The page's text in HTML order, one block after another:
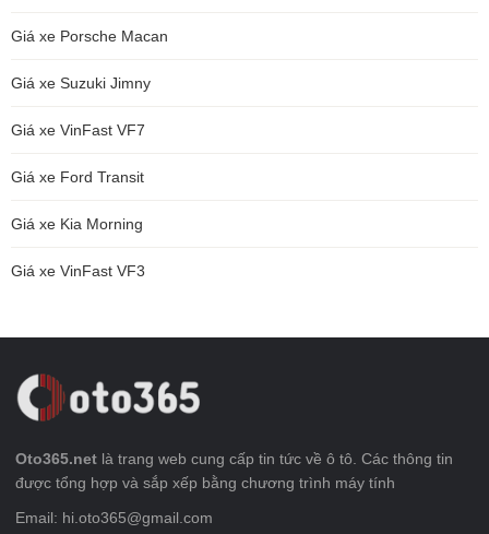
Giá xe Porsche Macan
Giá xe Suzuki Jimny
Giá xe VinFast VF7
Giá xe Ford Transit
Giá xe Kia Morning
Giá xe VinFast VF3
Oto365.net là trang web cung cấp tin tức về ô tô. Các thông tin
được tổng hợp và sắp xếp bằng chương trình máy tính
Email: hi.oto365@gmail.com